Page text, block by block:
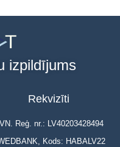
izpildījums
Rekvizīti
Reģ. nr.: LV40203428494
Kods: HABALV22